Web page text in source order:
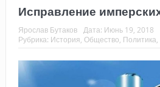
Исправление
Ярослав Бутаков Дата: Июнь 19, 2018
Рубрика: История Общество Политика